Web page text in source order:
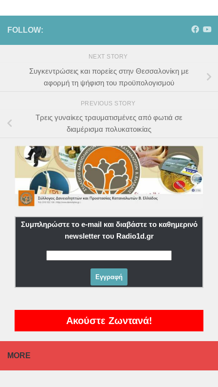
FOLLOW:
NEXT STORY
Συγκεντρώσεις και πορείες στην Θεσσαλονίκη με
αφορμή τη ψήφιση του προϋπολογισμού
PREVIOUS STORY
Τρεις γυναίκες τραυματισμένες από φωτιά σε
διαμέρισμα πολυκατοικίας
Συμπληρώστε το e-mail και διαβάστε το καθημερινό
newsletter του Radio1d.gr
Ακούστε Ζωντανά!
MORE